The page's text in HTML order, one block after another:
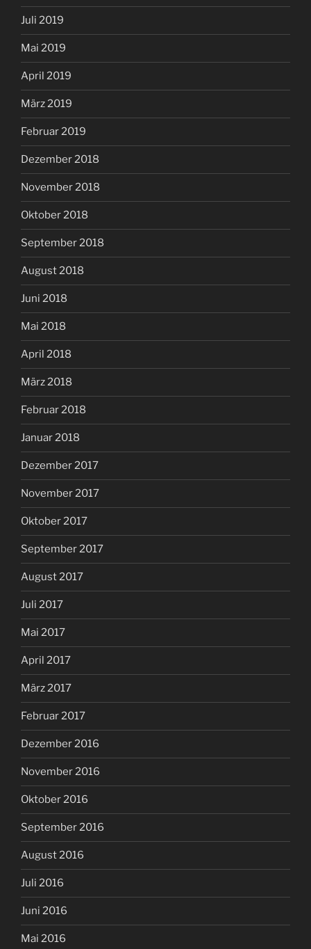
Juli 2019
Mai 2019
April 2019
März 2019
Februar 2019
Dezember 2018
November 2018
Oktober 2018
September 2018
August 2018
Juni 2018
Mai 2018
April 2018
März 2018
Februar 2018
Januar 2018
Dezember 2017
November 2017
Oktober 2017
September 2017
August 2017
Juli 2017
Mai 2017
April 2017
März 2017
Februar 2017
Dezember 2016
November 2016
Oktober 2016
September 2016
August 2016
Juli 2016
Juni 2016
Mai 2016